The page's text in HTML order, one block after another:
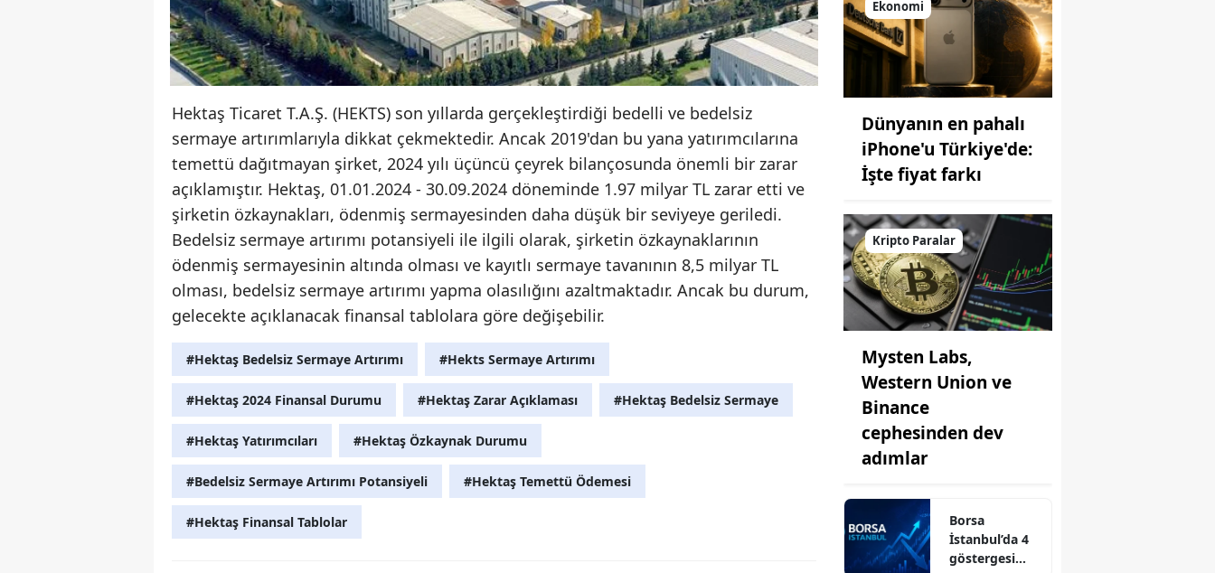
Hektaş Ticaret T.A.Ş. (HEKTS) son yıllarda gerçekleştirdiği bedelli ve bedelsiz
sermaye artırımlarıyla dikkat çekmektedir. Ancak 2019'dan bu yana yatırımcılarına
temettü dağıtmayan şirket, 2024 yılı üçüncü çeyrek bilançosunda önemli bir zarar
açıklamıştır. Hektaş, 01.01.2024 - 30.09.2024 döneminde 1.97 milyar TL zarar etti ve
şirketin özkaynakları, ödenmiş sermayesinden daha düşük bir seviyeye geriledi.
Bedelsiz sermaye artırımı potansiyeli ile ilgili olarak, şirketin özkaynaklarının
ödenmiş sermayesinin altında olması ve kayıtlı sermaye tavanının 8,5 milyar TL
olması, bedelsiz sermaye artırımı yapma olasılığını azaltmaktadır. Ancak bu durum,
gelecekte açıklanacak finansal tablolara göre değişebilir.
#Hektaş Bedelsiz Sermaye Artırımı #Hekts Sermaye Artırımı
#Hektaş 2024 Finansal Durumu #Hektaş Zarar Açıklaması #Hektaş Bedelsiz Sermaye
#Hektaş Yatırımcıları #Hektaş Özkaynak Durumu
#Bedelsiz Sermaye Artırımı Potansiyeli #Hektaş Temettü Ödemesi
#Hektaş Finansal Tablolar
Ekonomi
Dünyanın en pahalı
iPhone'u Türkiye'de:
İşte fiyat farkı
Kripto Paralar
Mysten Labs,
Western Union ve
Binance
cephesinden dev
adımlar
Borsa
İstanbul’da 4
göstergesi